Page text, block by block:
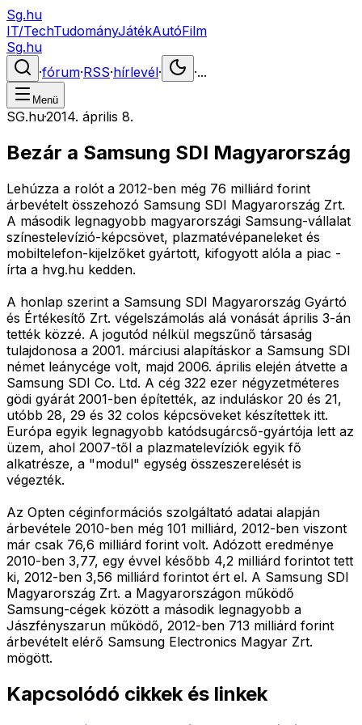
Sg.hu
IT/TechTudományJátékAutóFilm
Sg.hu
·fórum·RSS·hírlevél· ·...
Menü
SG.hu·2014. április 8.
Bezár a Samsung SDI Magyarország
Lehúzza a rolót a 2012-ben még 76 milliárd forint
árbevételt összehozó Samsung SDI Magyarország Zrt.
A második legnagyobb magyarországi Samsung-vállalat
színestelevízió-képcsövet, plazmatévépaneleket és
mobiltelefon-kijelzőket gyártott, kifogyott alóla a piac -
írta a hvg.hu kedden.
A honlap szerint a Samsung SDI Magyarország Gyártó
és Értékesítő Zrt. végelszámolás alá vonását április 3-án
tették közzé. A jogutód nélkül megszűnő társaság
tulajdonosa a 2001. márciusi alapításkor a Samsung SDI
német leánycége volt, majd 2006. április elején átvette a
Samsung SDI Co. Ltd. A cég 322 ezer négyzetméteres
gödi gyárát 2001-ben építették, az induláskor 20 és 21,
utóbb 28, 29 és 32 colos képcsöveket készítettek itt.
Európa egyik legnagyobb katódsugárcső-gyártója lett az
üzem, ahol 2007-től a plazmatelevíziók egyik fő
alkatrésze, a "modul" egység összeszerelését is
végezték.
Az Opten céginformációs szolgáltató adatai alapján
árbevétele 2010-ben még 101 milliárd, 2012-ben viszont
már csak 76,6 milliárd forint volt. Adózott eredménye
2010-ben 3,77, egy évvel később 4,2 milliárd forintot tett
ki, 2012-ben 3,56 milliárd forintot ért el. A Samsung SDI
Magyarország Zrt. a Magyarországon működő
Samsung-cégek között a második legnagyobb a
Jászfényszarun működő, 2012-ben 713 milliárd forint
árbevételt elérő Samsung Electronics Magyar Zrt.
mögött.
Kapcsolódó cikkek és linkek